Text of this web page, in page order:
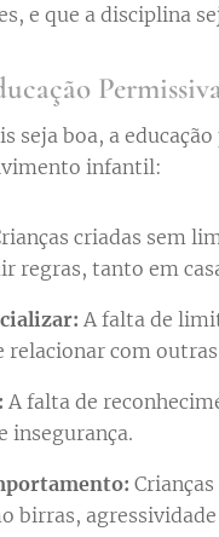
e que a disciplina
seja boa, a
infantil:
criadas sem
regras, tanto em
A falta de
relacionar com outras
A falta de
insegurança.
birras,